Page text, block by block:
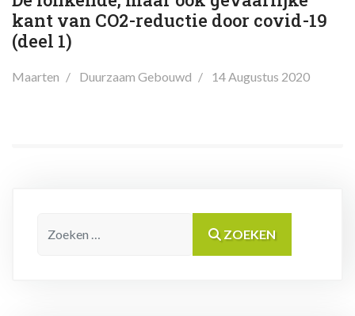
kant van CO2-reductie door covid-19
(deel 1)
Maarten Duurzaam Gebouwd 14 Augustus 2020
ZOEKEN